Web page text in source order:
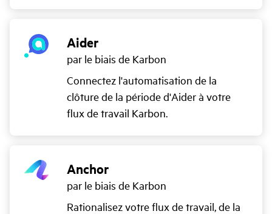
Aider
par le biais de Karbon
Connectez l'automatisation de la
clôture de la période d'Aider à votre
flux de travail Karbon.
Anchor
par le biais de Karbon
Rationalisez votre flux de travail, de la